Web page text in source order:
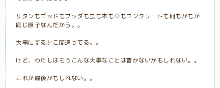
サタンもゴッドもブッダも虫も木も草もコンクリートも何もかもが
同じ原子なんだから。。
大事にするとこ間違ってる。。
けど、わたしはもうこんな大事なことは書かないかもしれない。。
これが最後かもしれない。。